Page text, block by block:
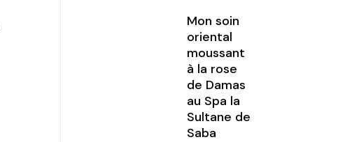
Mon soin
oriental
moussant
à la rose
de Damas
au Spa la
Sultane de
Saba